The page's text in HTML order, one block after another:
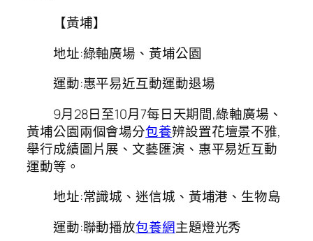
【黃埔】
地址:綠軸廣場、黃埔公園
運動:惠平易近互動運動退場
9月28日至10月7每日天期間,綠軸廣場、
黃埔公園兩個會場分包養辨設置花壇景不雅,
舉行成績圖片展、文藝匯演、惠平易近互動
運動等。
地址:常識城、迷信城、黃埔港、生物島
運動:聯動播放包養網主題燈光秀